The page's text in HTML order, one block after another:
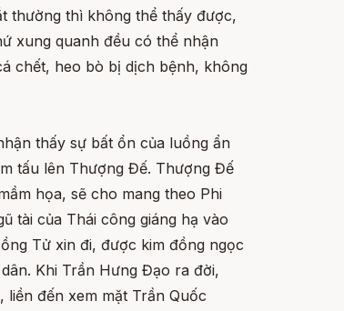
thường thì không thể thấy được,
xung quanh đều có thể nhận
chết, heo bò bị dịch bệnh, không
thấy sự bất ổn của luồng ẩn
tấu lên Thượng Đế. Thượng Đế
họa, sẽ cho mang theo Phi
tài của Thái công giáng hạ vào
Tử xin đi, được kim đồng ngọc
Khi Trần Hưng Đạo ra đời,
đến xem mặt Trần Quốc